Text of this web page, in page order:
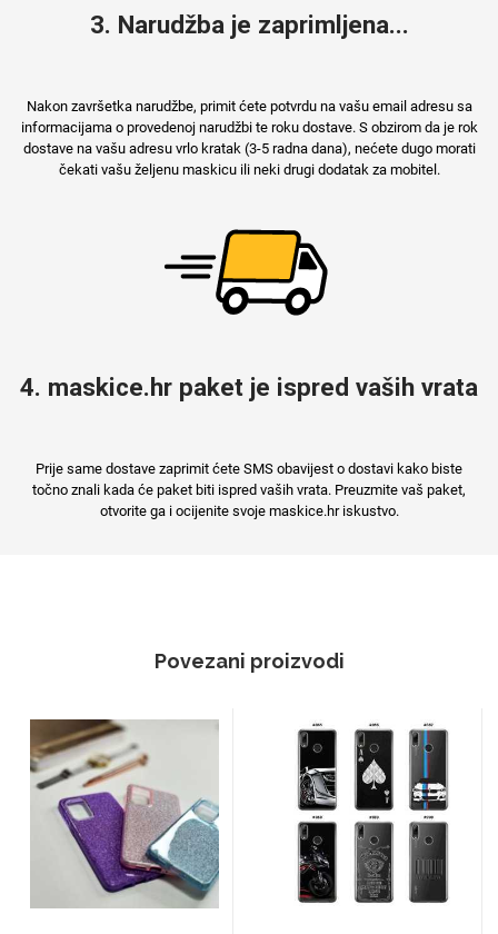
3. Narudžba je zaprimljena...
Nakon završetka narudžbe, primit ćete potvrdu na vašu email adresu sa
informacijama o provedenoj narudžbi te roku dostave. S obzirom da je rok
dostave na vašu adresu vrlo kratak (3-5 radna dana), nećete dugo morati
čekati vašu željenu maskicu ili neki drugi dodatak za mobitel.
4. maskice.hr paket je ispred vaših vrata
Prije same dostave zaprimit ćete SMS obavijest o dostavi kako biste
točno znali kada će paket biti ispred vaših vrata. Preuzmite vaš paket,
otvorite ga i ocijenite svoje maskice.hr iskustvo.
Povezani proizvodi